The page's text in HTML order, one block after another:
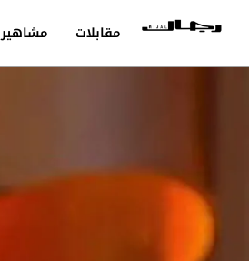
مشاهير مقابلات